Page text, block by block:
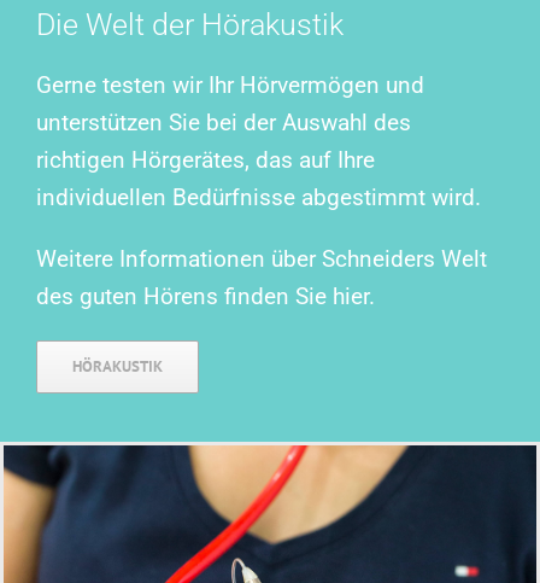
Die Welt der Hörakustik
Gerne testen wir Ihr Hörvermögen und
unterstützen Sie bei der Auswahl des
richtigen Hörgerätes, das auf Ihre
individuellen Bedürfnisse abgestimmt wird.
Weitere Informationen über Schneiders Welt
des guten Hörens finden Sie hier.
HÖRAKUSTIK